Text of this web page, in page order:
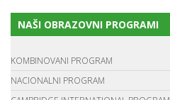
NAŠI OBRAZOVNI PROGRAMI
KOMBINOVANI PROGRAM
NACIONALNI PROGRAM